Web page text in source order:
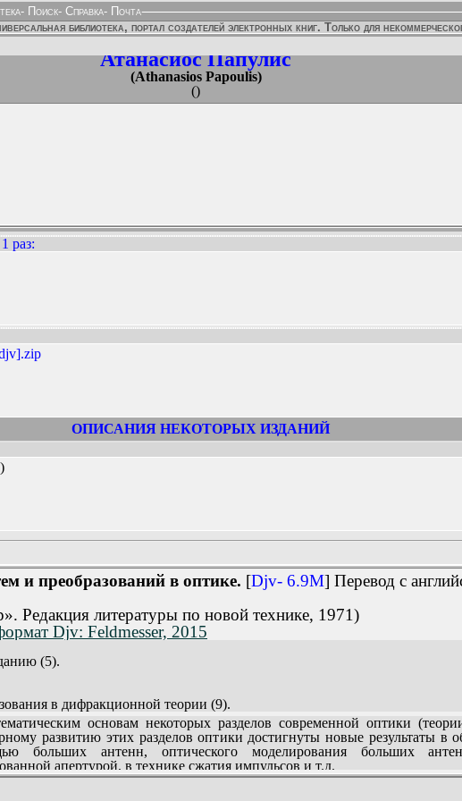
- Поиск- Справка- Почта
библиотека, портал создателей электронных книг. Только для
Атанасиос Папулис
(Athanasios Papoulis)
()
раз:
ОПИСАНИЯ НЕКОТОРЫХ ИЗДАНИЙ
и преобразований в оптике. [Djv- 6.9M] Перевод с
Редакция литературы по новой технике, 1971)
Djv: Feldmesser, 2015
(5).
в дифракционной теории (9).
функции и системы (33).
(68).
функций с ограниченным спектром (108).
(150).
спектром и принцип неопределенности (189).
основам некоторых разделов современной оптики
развитию этих разделов оптики достигнуты новые результаты в
больших антенн, оптического моделирования больших
апертурой, в технике сжатия импульсов и т.д.
линейных преобразований в пространственной и